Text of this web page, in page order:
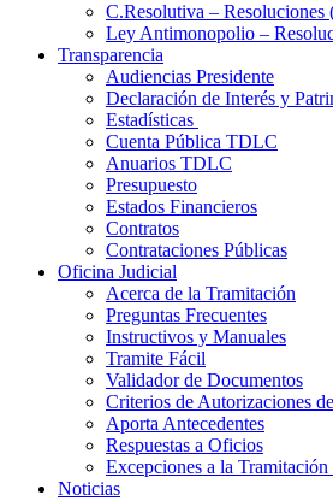
C.Resolutiva – Resoluciones
Ley Antimonopolio –
Transparencia
Audiencias Presidente
Declaración de Interés y
Estadísticas
Cuenta Pública TDLC
Anuarios TDLC
Presupuesto
Estados Financieros
Contratos
Contrataciones Públicas
Oficina Judicial
Acerca de la Tramitación
Preguntas Frecuentes
Instructivos y Manuales
Tramite Fácil
Validador de Documentos
Criterios de Autorizaciones
Aporta Antecedentes
Respuestas a Oficios
Excepciones a la
Noticias